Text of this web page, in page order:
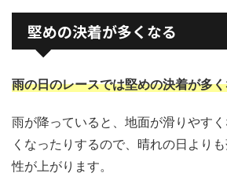
堅めの決着が多くなる
雨の日のレースでは堅めの決着が多
雨が降っていると、地面が滑りやす
くなったりするので、晴れの日より
性が上がります。